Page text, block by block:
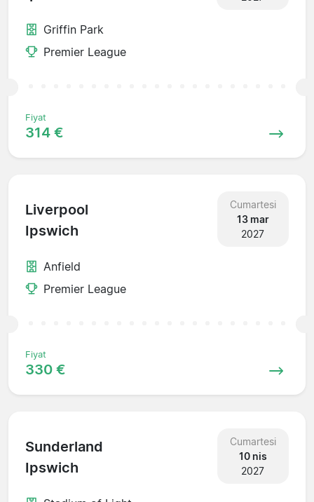
Griffin Park
Premier League
Fiyat
314 €
Liverpool
Ipswich
Cumartesi
13 mar
2027
Anfield
Premier League
Fiyat
330 €
Sunderland
Ipswich
Cumartesi
10 nis
2027